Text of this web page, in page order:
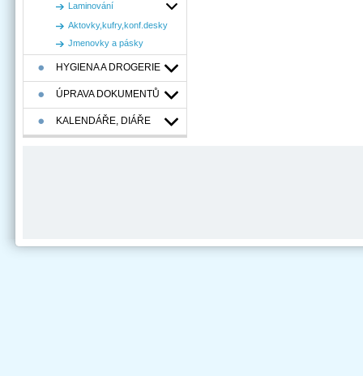
Laminování
Aktovky,kufry,konf.desky
Jmenovky a pásky
HYGIENA A DROGERIE
ÚPRAVA DOKUMENTŮ
KALENDÁŘE, DIÁŘE